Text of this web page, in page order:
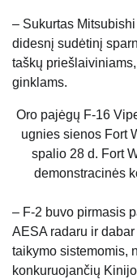
– Sukurtas
didesnį sudėtinį
taškų
ginklams.
Oro pajėgų F-16
ugnies sienos Fort
spalio 28 d. Fort
demonstracinės
– F-2 buvo pirmasis
AESA radaru ir
taikymo sistemomis,
konkuruojančių